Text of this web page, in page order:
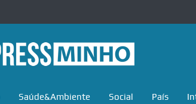
Saúde&Ambiente Social País